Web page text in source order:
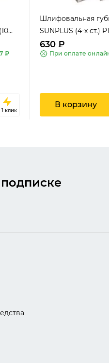
₽
1 клик
Шлифовальная
SUNPLUS (4-х ст.)
630 ₽
При оплате
В корзину